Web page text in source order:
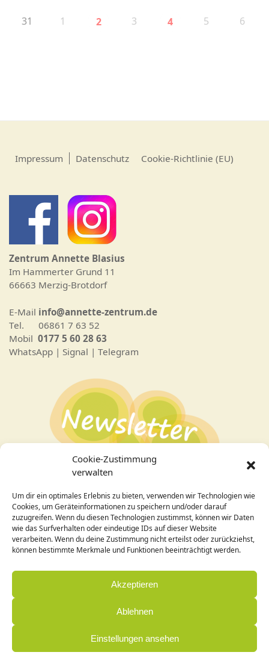
Cookie-Zustimmung
verwalten
Um dir ein optimales Erlebnis zu bieten, verwenden wir Technologien wie
Cookies, um Geräteinformationen zu speichern und/oder darauf
zuzugreifen. Wenn du diesen Technologien zustimmst, können wir Daten
wie das Surfverhalten oder eindeutige IDs auf dieser Website
verarbeiten. Wenn du deine Zustimmung nicht erteilst oder zurückziehst,
können bestimmte Merkmale und Funktionen beeinträchtigt werden.
Akzeptieren
Ablehnen
Einstellungen ansehen
31 1 2 3 4 5 6
Impressum Datenschutz Cookie-Richtlinie (EU)
Zentrum Annette Blasius
Im Hammerter Grund 11
66663 Merzig-Brotdorf
E-Mail info@annette-zentrum.de
Tel. 06861 7 63 52
Mobil 0177 5 60 28 63
WhatsApp | Signal | Telegram
Bei Interesse an den Veranstaltungenhier zum
Newsletteranmelden!
Design / Programmierung:
© Zentrum Annette Blasius